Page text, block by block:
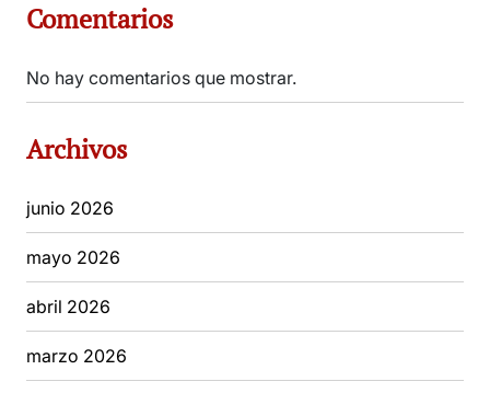
Comentarios
No hay comentarios que mostrar.
Archivos
junio 2026
mayo 2026
abril 2026
marzo 2026